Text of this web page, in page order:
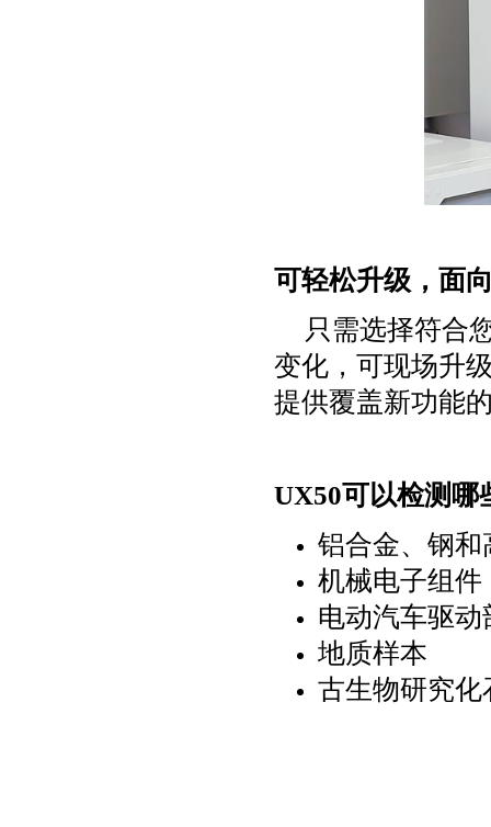
可轻松升级，面
只需选择符合
变化，可现场升
提供覆盖新功能
UX50可以检测哪
铝合金、钢
机械电子组件
电动汽车驱动
地质样本
古生物研究化